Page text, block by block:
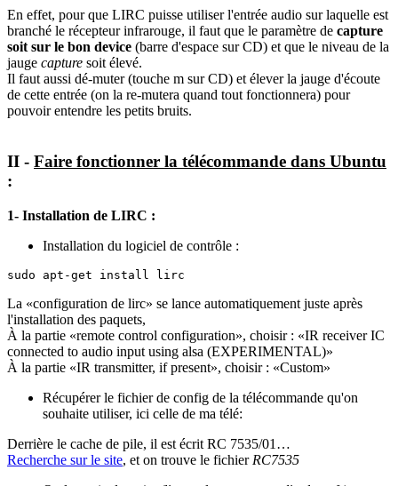
En effet, pour que LIRC puisse utiliser l'entrée audio sur laquelle est
branché le récepteur infrarouge, il faut que le paramètre de capture
soit sur le bon device (barre d'espace sur CD) et que le niveau de la
jauge capture soit élevé.
Il faut aussi dé-muter (touche m sur CD) et élever la jauge d'écoute
de cette entrée (on la re-mutera quand tout fonctionnera) pour
pouvoir entendre les petits bruits.
II - Faire fonctionner la télécommande dans Ubuntu
:
1- Installation de LIRC :
Installation du logiciel de contrôle :
sudo apt-get install lirc
La «configuration de lirc» se lance automatiquement juste après
l'installation des paquets,
À la partie «remote control configuration», choisir : «IR receiver IC
connected to audio input using alsa (EXPERIMENTAL)»
À la partie «IR transmitter, if present», choisir : «Custom»
Récupérer le fichier de config de la télécommande qu'on
souhaite utiliser, ici celle de ma télé:
Derrière le cache de pile, il est écrit RC 7535/01…
Recherche sur le site, et on trouve le fichier RC7535